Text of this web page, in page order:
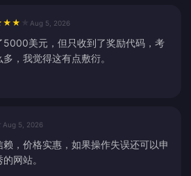
★ ★ Aug 5, 2026
5000美元，但只收到了奖励代码，考
，我觉得这有点敷衍。
Aug 5, 2026
，价格实惠，如果操作失误还可以申
网站。